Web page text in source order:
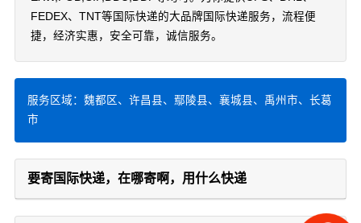
FEDEX、TNT等国际快递的大品牌国际快递服务，流程便
捷，经济实惠，安全可靠，诚信服务。
服务区域：魏都区、许昌县、鄢陵县、襄城县、禹州市、长葛
市
要寄国际快递，在哪寄啊，用什么快递